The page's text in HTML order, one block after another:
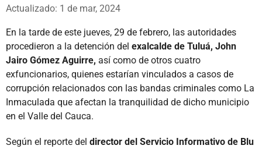
Facebook
X
Actualizado: 1 de mar, 2024
En la tarde de este jueves, 29 de febrero, las autoridades
procedieron a la detención del exalcalde de Tuluá, John
Jairo Gómez Aguirre, así como de otros cuatro
exfuncionarios, quienes estarían vinculados a casos de
corrupción relacionados con las bandas criminales como La
Inmaculada que afectan la tranquilidad de dicho municipio
en el Valle del Cauca.
Según el reporte del director del Servicio Informativo de Blu